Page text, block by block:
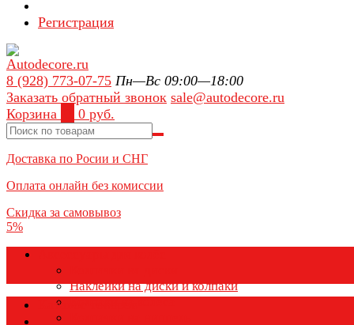
Регистрация
8 (928) 773-07-75 Пн—Вс 09:00—18:00
Заказать обратный звонок sale@autodecore.ru
Корзина
0 руб.
Доставка по Росии и СНГ
Оплата онлайн без комиссии
Скидка за самовывоз
5%
Наклейки на диски и колпаки
Колпаки на колеса
Каталог товаров